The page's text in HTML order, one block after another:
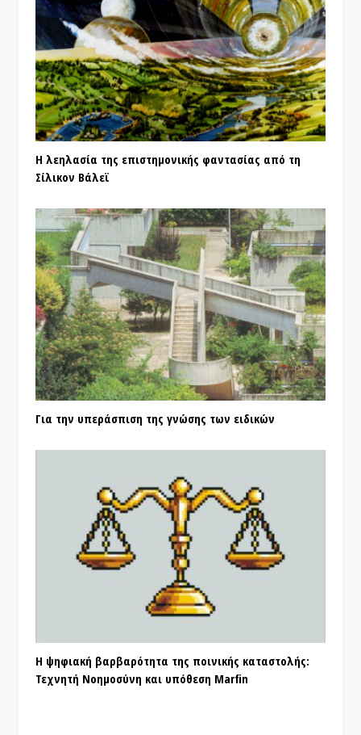
Η λεηλασία της επιστημονικής φαντασίας από τη
Σίλικον Βάλεϊ
Για την υπεράσπιση της γνώσης των ειδικών
Η ψηφιακή βαρβαρότητα της ποινικής καταστολής:
Τεχνητή Νοημοσύνη και υπόθεση Marfin